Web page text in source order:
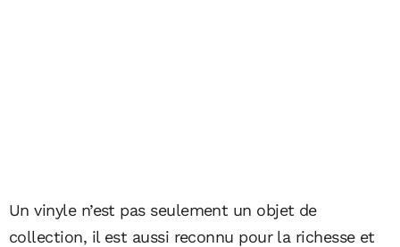
Un vinyle n’est pas seulement un objet de
collection, il est aussi reconnu pour la richesse et